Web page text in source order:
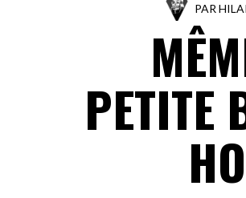
PAR
PETITE